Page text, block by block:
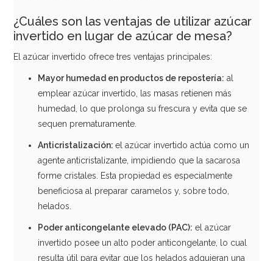
¿Cuáles son las ventajas de utilizar azúcar
invertido en lugar de azúcar de mesa?
El azúcar invertido ofrece tres ventajas principales:
Mayor humedad en productos de repostería: al
emplear azúcar invertido, las masas retienen más
humedad, lo que prolonga su frescura y evita que se
sequen prematuramente.
Anticristalización:el azúcar invertido actúa como un
agente anticristalizante, impidiendo que la sacarosa
forme cristales. Esta propiedad es especialmente
beneficiosa al preparar caramelos y, sobre todo,
helados.
Poder anticongelante elevado (PAC): el azúcar
invertido posee un alto poder anticongelante, lo cual
resulta útil para evitar que los helados adquieran una